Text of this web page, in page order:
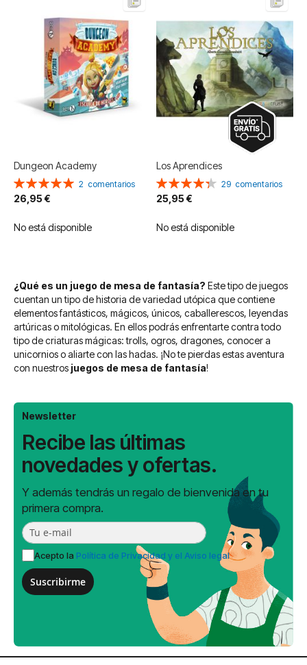
Dungeon Academy
Valoración:
100%
2 comentarios
26,95 €
No está disponible
Los Aprendices
Valoración:
87%
29 comentarios
25,95 €
No está disponible
¿Qué es un juego de mesa de fantasía? Este tipo de juegos
cuentan un tipo de historia de variedad utópica que contiene
elementos fantásticos, mágicos, únicos, caballerescos, leyendas
artúricas o mitológicas. En ellos podrás enfrentarte contra todo
tipo de criaturas mágicas: trolls, ogros, dragones, conocer a
unicornios o aliarte con las hadas. ¡No te pierdas estas aventura
con nuestros juegos de mesa de fantasía!
Newsletter
Recibe las últimas
novedades y ofertas.
Y además tendrás un regalo de bienvenida en tu
primera compra.
Acepto la Política de Privacidad y el Aviso legal
Suscribirme